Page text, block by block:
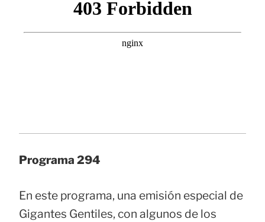
Programa 294
En este programa, una emisión especial de
Gigantes Gentiles, con algunos de los